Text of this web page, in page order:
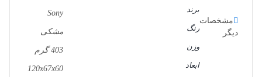
مشخصات
دیگر
برند
Sony
رنگ
مشکی
وزن
403 گرم
ابعاد
120x67x60